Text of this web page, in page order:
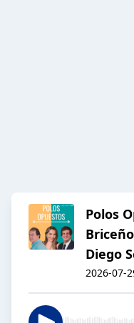
Polos
Diego
2026-07-